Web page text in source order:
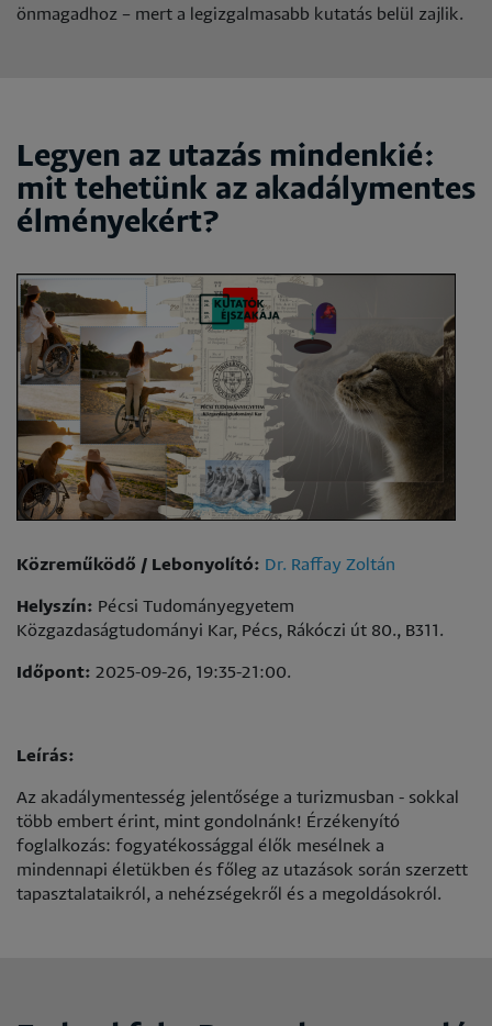
önmagadhoz – mert a legizgalmasabb kutatás belül zajlik.
Legyen az utazás mindenkié:
mit tehetünk az akadálymentes
élményekért?
Közreműködő / Lebonyolító: Dr. Raffay Zoltán
Helyszín: Pécsi Tudományegyetem
Közgazdaságtudományi Kar, Pécs, Rákóczi út 80., B311.
Időpont: 2025-09-26, 19:35-21:00.
Leírás:
Az akadálymentesség jelentősége a turizmusban - sokkal
több embert érint, mint gondolnánk! Érzékenyító
foglalkozás: fogyatékossággal élők mesélnek a
mindennapi életükben és főleg az utazások során szerzett
tapasztalataikról, a nehézségekről és a megoldásokról.